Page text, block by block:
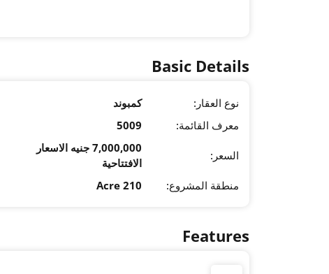
Basic Details
نوع العقار: كمبوند
معرف القائمة:
5009
السعر:
7,000,000 جنيه الاسعار
الافتتاحية
منطقة المشروع: 210 Acre
Features